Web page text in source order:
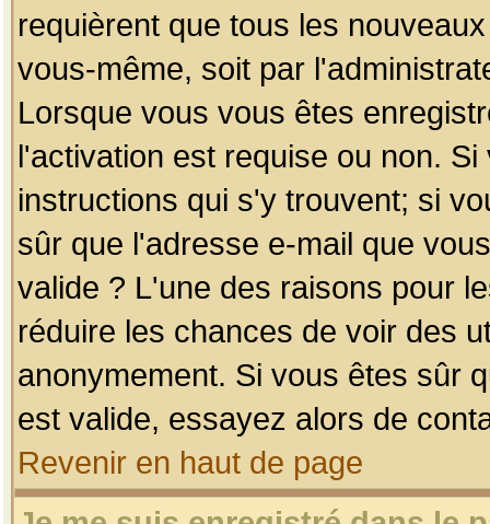
requièrent que tous les
vous-même, soit par
Lorsque vous vous êtes
l'activation est requise ou non.
instructions qui s'y trouvent; si
sûr que l'adresse e-mail que
valide ? L'une des raisons pour
réduire les chances de voir des
anonymement. Si vous êtes sûr
est valide, essayez alors de
Revenir en haut de page